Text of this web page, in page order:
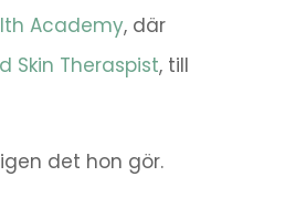
Academy, där
Skin Theraspist, till
det hon gör.